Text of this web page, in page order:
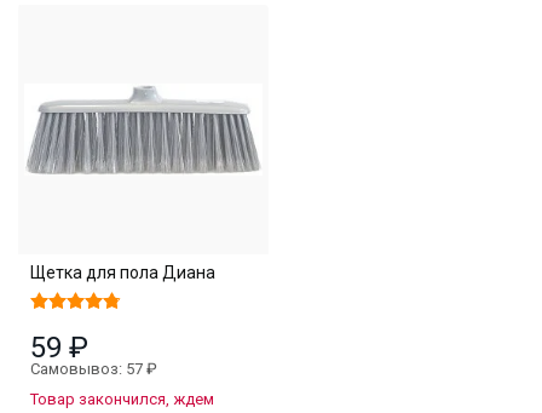
Щетка для пола Диана
59 ₽
Самовывоз: 57 ₽
Товар закончился, ждем